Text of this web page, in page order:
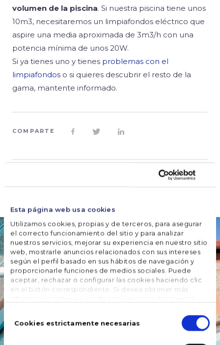
Esta página web usa cookies
Utilizamos cookies, propias y de terceros, para asegurar
el correcto funcionamiento del sitio y para analizar
nuestros servicios, mejorar su experiencia en nuestro sitio
web, mostrarle anuncios relacionados con sus intereses
según el perfil basado en sus hábitos de navegación y
proporcionarle funciones de medios sociales. Puede
aceptar, rechazar o configurar las cookies haciendo clic
en el botón correspondiente. Si desea obtener más
deCookies estrictamente necesarias
volumen de la piscina. Si nuestra piscina tiene unos
10m3, necesitaremos un limpiafondos eléctrico que
aspire una media aproximada de 3m3/h con una
potencia mínima de unos 20W.
Si ya tienes uno y tienes problemas con el
limpiafondos o si quieres descubrir el resto de la
gama, mantente informado.
COMPARTE   